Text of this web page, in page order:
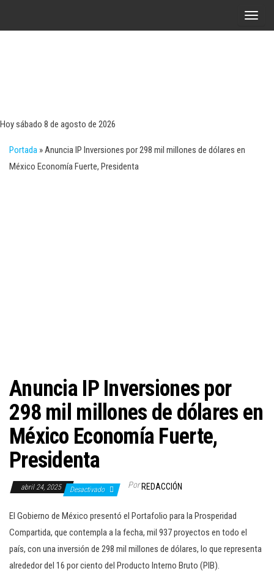
A
Hoy sábado 8 de agosto de 2026
Portada »Anuncia IP Inversiones por 298 mil millones de dólares en
México Economía Fuerte, Presidenta
Anuncia IP Inversiones por
298 mil millones de dólares en
México Economía Fuerte,
Presidenta
abril 24, 2025 Desactivado Por REDACCIÓN
El Gobierno de México presentó el Portafolio para la Prosperidad
Compartida, que contempla a la fecha, mil 937 proyectos en todo el
país, con una inversión de 298 mil millones de dólares, lo que representa
alrededor del 16 por ciento del Producto Interno Bruto (PIB).